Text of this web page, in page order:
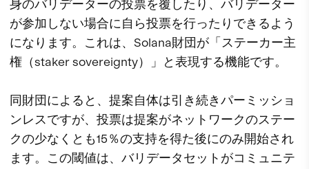
身のバリデーターの投票を覆したり、バリデーター
が参加しない場合に自ら投票を行ったりできるよう
になります。これは、Solana財団が「ステーカー主
権（staker sovereignty）」と表現する機能です。
同財団によると、提案自体は引き続きパーミッショ
ンレスですが、投票は提案がネットワークのステー
クの少なくとも15％の支持を得た後にのみ開始され
ます。この閾値は、バリデータセットがコミュニテ